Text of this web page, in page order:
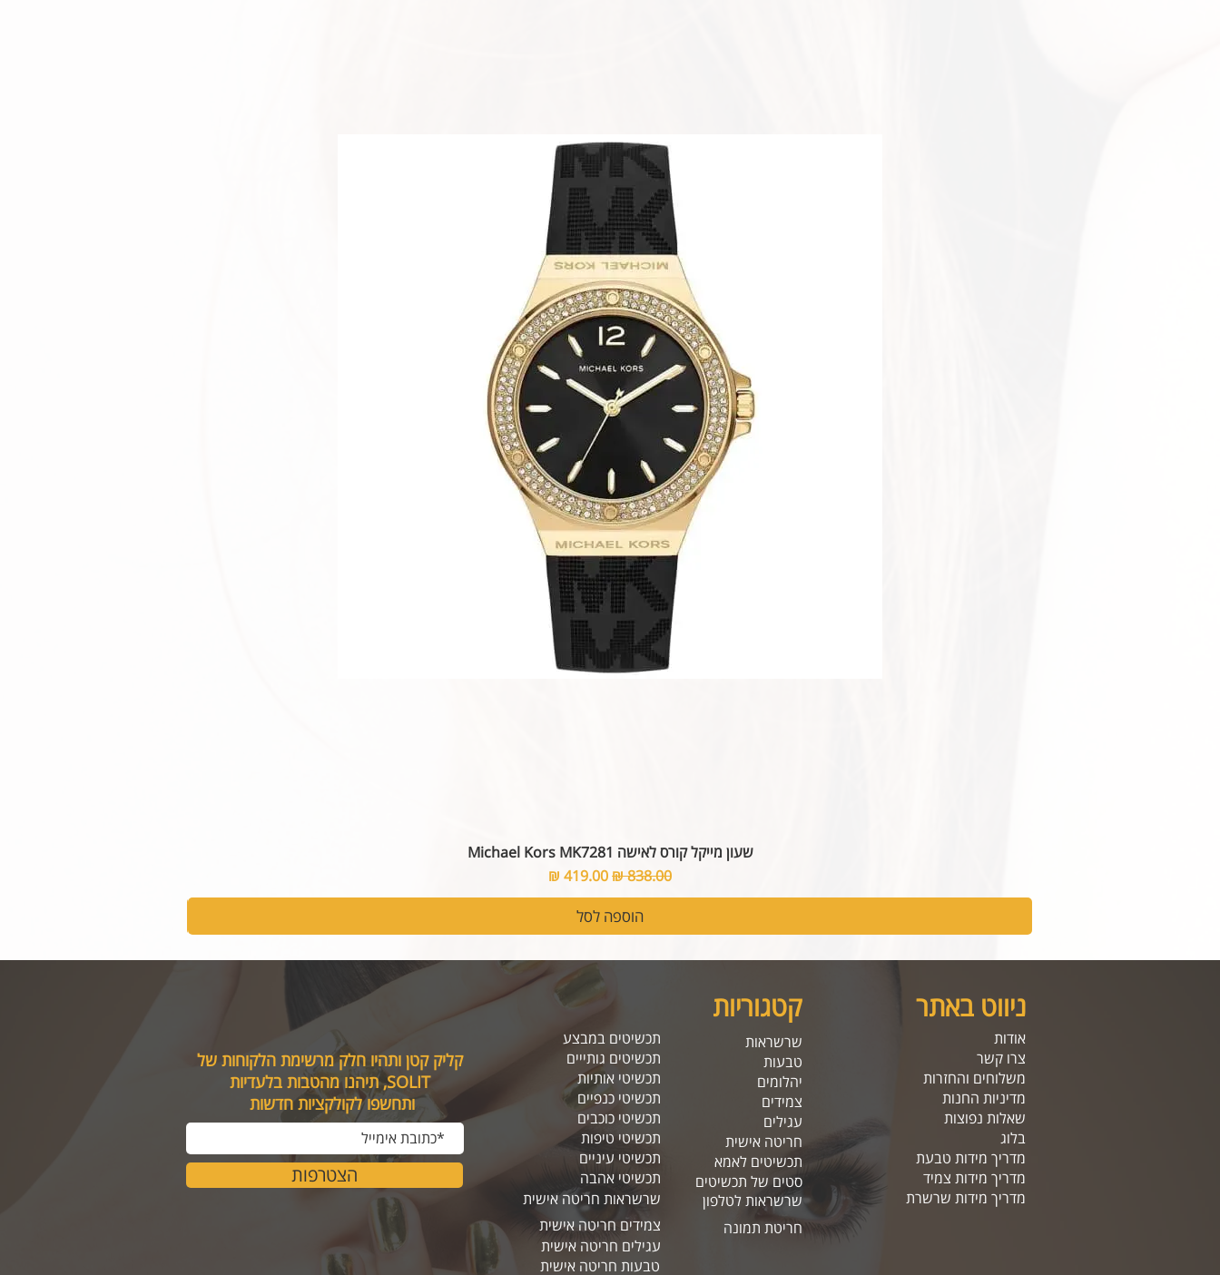
שעון מייקל קורס לאישה Michael Kors MK7281
מחיר רגיל מחיר מבצע
הוספה לסל
קטגוריות ניווט באתר
קליק קטן ותהיו חלק מרשימת הלקוחות של
SOLIT, תיהנו מהטבות בלעדיות
ותחשפו לקולקציות חדשות
הצטרפות
שרשראות
טבעות
יהלומים
צמידים
עגילים
חריטה אישית
תכשיטים לאמא
סטים של תכשיטים
תכשיטים במבצע
תכשיטים גותייים
תכשיטי אותיות
תכשיטי כנפיים
תכשיטי כוכבים
תכשיטי טיפות
תכשיטי עיניים
תכשיטי אהבה
שרשראות חריטה אישית
צמידים חריטה אישית
שרשראות לטלפון
אודות
צרו קשר
משלוחים והחזרות
מדיניות החנות
שאלות נפוצות
בלוג
מדריך מידות טבעת
מדריך מידות צמיד
מדריך מידות שרשרת
עגילים חריטה אישית
חריטת תמונה
טבעות חריטה אישית